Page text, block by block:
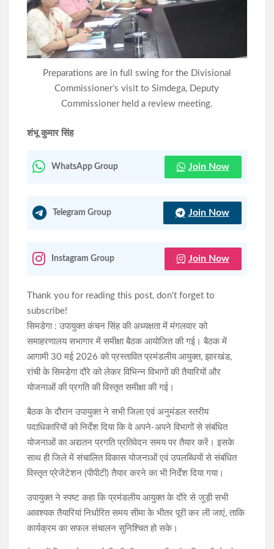
असम बाढ़ पीड़ितों के लिए झारखंड का बड़ा सहयोग, हेमंत सोरेन ने राहत कोष
में दिए 3 करोड़ रुपये
Preparations are in full swing for the Divisional
Commissioner’s visit to Simdega, Deputy
Commissioner held a review meeting.
शंभू कुमार सिंह
WhatsApp Group Join Now
Telegram Group Join Now
Instagram Group Join Now
Thank you for reading this post, don't forget to
subscribe!
सिमडेगा : उपायुक्त कंचन सिंह की अध्यक्षता में मंगलवार को
समाहरणालय सभागार में समीक्षा बैठक आयोजित की गई। बैठक में
आगामी 30 मई 2026 को प्रस्तावित प्रमंडलीय आयुक्त, झारखंड,
रांची के सिमडेगा दौरे को लेकर विभिन्न विभागों की तैयारियों और
योजनाओं की प्रगति की विस्तृत समीक्षा की गई।
बैठक के दौरान उपायुक्त ने सभी जिला एवं अनुमंडल स्तरीय
पदाधिकारियों को निर्देश दिया कि वे अपने-अपने विभागों से संबंधित
योजनाओं का अद्यतन प्रगति प्रतिवेदन समय पर तैयार करें। इसके
साथ ही जिले में संचालित विकास योजनाओं एवं उपलब्धियों से संबंधित
विस्तृत प्रेजेंटेशन (पीपीटी) तैयार करने का भी निर्देश दिया गया।
उपायुक्त ने स्पष्ट कहा कि प्रमंडलीय आयुक्त के दौरे से जुड़ी सभी
आवश्यक तैयारियां निर्धारित समय सीमा के भीतर पूरी कर ली जाएं, ताकि
कार्यक्रम का सफल संचालन सुनिश्चित हो सके।